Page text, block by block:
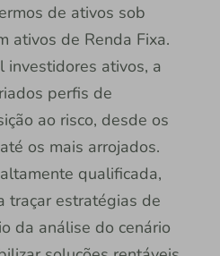
de ativos sob
ativos de Renda Fixa.
investidores ativos, a
perfis de
ao risco, desde os
os mais arrojados.
qualificada,
traçar estratégias de
da análise do cenário